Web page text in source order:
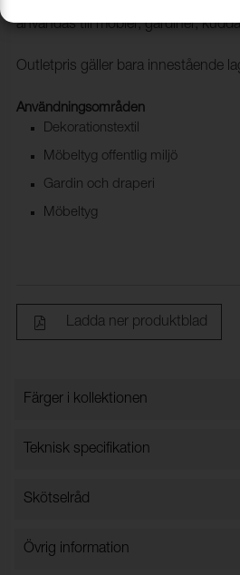
användas till möbler, gardiner,
Outletpris gäller bara innestående
Användningsområden
Dekorationstextil
Möbeltyg offentlig miljö
Gardin och draperi
Möbeltyg
Ladda ner produktblad
Färger i kollektionen
Färger i
Teknisk specifikation
Bredd:
Skötselråd
Kemtvätt
Övrig information